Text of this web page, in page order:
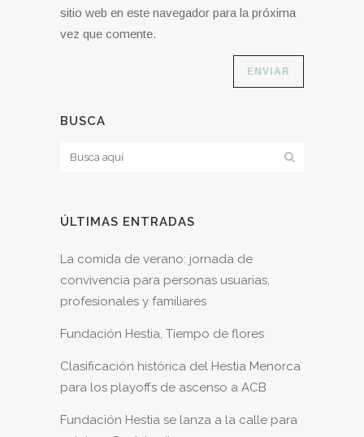
sitio web en este navegador para la próxima
vez que comente.
BUSCA
ÚLTIMAS ENTRADAS
La comida de verano: jornada de
convivencia para personas usuarias,
profesionales y familiares
Fundación Hestia, Tiempo de flores
Clasificación histórica del Hestia Menorca
para los playoffs de ascenso a ACB
Fundación Hestia se lanza a la calle para